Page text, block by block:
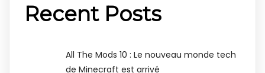
Recent Posts
All The Mods 10 : Le nouveau monde tech
de Minecraft est arrivé